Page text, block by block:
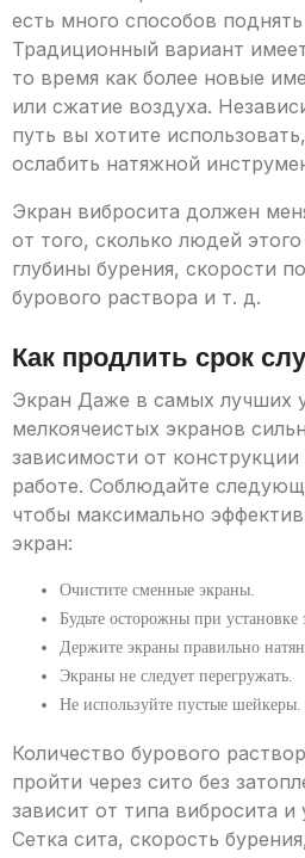
есть много способов
Традиционный вариант
то время как более новые
или сжатие воздуха.
путь вы хотите
ослабить натяжной
Экран вибросита должен
от того, сколько людей
глубины бурения, скорости
бурового раствора и т. д.
Как продлить срок
Экран Даже в самых лучших
мелкоячеистых экранов
зависимости от конструкции
работе. Соблюдайте
чтобы максимально
экран:
Очистите сменные экраны.
Будьте осторожны при установке
Держите экраны правильно
Экраны не следует перегружать.
Не используйте пустые шейкеры.
Количество бурового
пройти через сито без
зависит от типа вибросита и
Сетка сита, скорость